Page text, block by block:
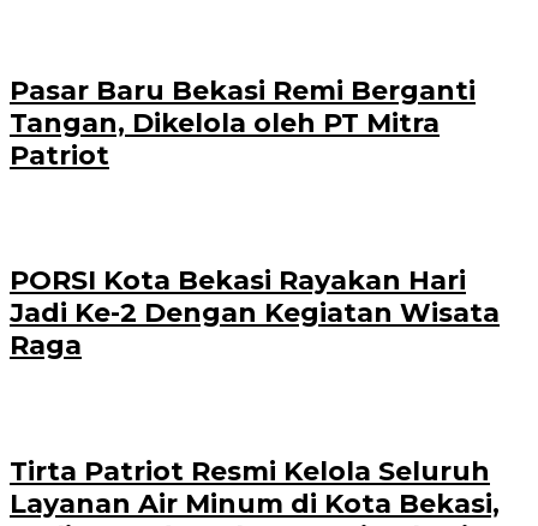
Pasar Baru Bekasi Remi Berganti
Tangan, Dikelola oleh PT Mitra
Patriot
PORSI Kota Bekasi Rayakan Hari
Jadi Ke-2 Dengan Kegiatan Wisata
Raga
Tirta Patriot Resmi Kelola Seluruh
Layanan Air Minum di Kota Bekasi,